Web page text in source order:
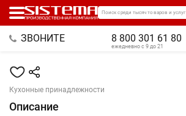
Поиск среди тысяч товаров и услуг
ЗВОНИТЕ 8 800 301 61 80
ежедневно с 9 до 21
Кухонные принадлежности
Описание